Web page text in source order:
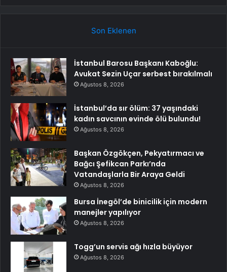
Son Eklenen
İstanbul Barosu Başkanı Kaboğlu:
Avukat Sezin Uçar serbest bırakılmalı
Ağustos 8, 2026
İstanbul’da sır ölüm: 37 yaşındaki
kadın savcının evinde ölü bulundu!
Ağustos 8, 2026
Başkan Özgökçen, Pekyatırmacı ve
Bağcı Şefikcan Parkı’nda
Vatandaşlarla Bir Araya Geldi
Ağustos 8, 2026
Bursa İnegöl’de binicilik için modern
manejler yapılıyor
Ağustos 8, 2026
Togg’un servis ağı hızla büyüyor
Ağustos 8, 2026